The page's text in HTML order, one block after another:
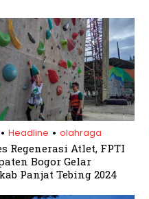
. Headline . olahraga
Regenerasi Atlet, FPTI
Bogor Gelar
Panjat Tebing 2024